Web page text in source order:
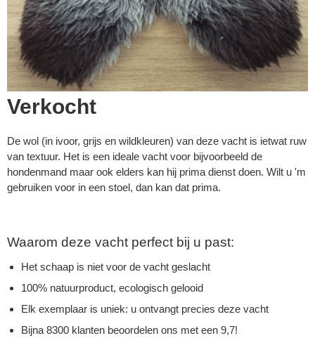
Verkocht
De wol (in ivoor, grijs en wildkleuren) van deze vacht is ietwat ruw
van textuur. Het is een ideale vacht voor bijvoorbeeld de
hondenmand maar ook elders kan hij prima dienst doen. Wilt u 'm
gebruiken voor in een stoel, dan kan dat prima.
Waarom deze vacht perfect bij u past:
Het schaap is niet voor de vacht geslacht
100% natuurproduct, ecologisch gelooid
Elk exemplaar is uniek: u ontvangt precies deze vacht
Bijna 8300 klanten beoordelen ons met een 9,7!